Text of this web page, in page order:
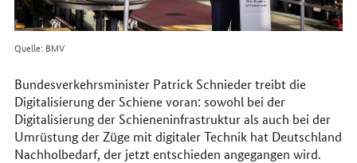
Quelle: BMV
Bundesverkehrsminister Patrick Schnieder treibt die
Digitalisierung der Schiene voran: sowohl bei der
Digitalisierung der Schieneninfrastruktur als auch bei der
Umrüstung der Züge mit digitaler Technik hat Deutschland
Nachholbedarf, der jetzt entschieden angegangen wird.